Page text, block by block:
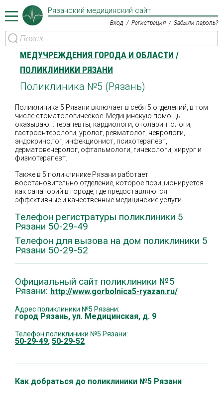
Рязанский медицинский сайт
Вход Регистрация Забыли пароль?
МЕДУЧРЕЖДЕНИЯ ГОРОДА И ОБЛАСТИ
ПОЛИКЛИНИКИ РЯЗАНИ
Поликлиника №5 (Рязань)
Поликлиника 5 Рязани включает в себя 5 отделений, в том
числе стоматологическое. Медицинскую помощь
оказывают: терапевты, кардиологи, отоларингологи,
гастроэнтерологи, уролог, ревматолог, неврологи,
эндокринолог, инфекционист, психотерапевт,
дерматовенеролог, офтальмологи, гинекологи, хирург и
физиотерапевт.
Также в 5 поликлинике Рязани работает
восстановительно отделение, которое позиционируется
как санаторий в городе, где предоставляются
эффективные и качественные медицинские услуги.
Телефон регистратуры поликлиники 5
Рязани 50-29-49
Телефон для вызова на дом поликлиники 5
Рязани 50-29-52
Официальный сайт поликлиники №5
Рязани: http://www.gorbolnica5-ryazan.ru/
Адрес поликлиники №5 Рязани:
город Рязань, ул. Медицинская, д. 9
Телефон поликлиники №5 Рязани:
50-29-49, 50-29-52
Как добраться до поликлиники №5 Рязани